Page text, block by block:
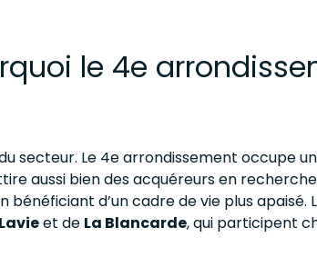
le 4e
secteur. Le 4e arrondissement occupe
aussi bien des acquéreurs en recherche
d’un cadre de vie plus apaisé.
et de La Blancarde, qui participent